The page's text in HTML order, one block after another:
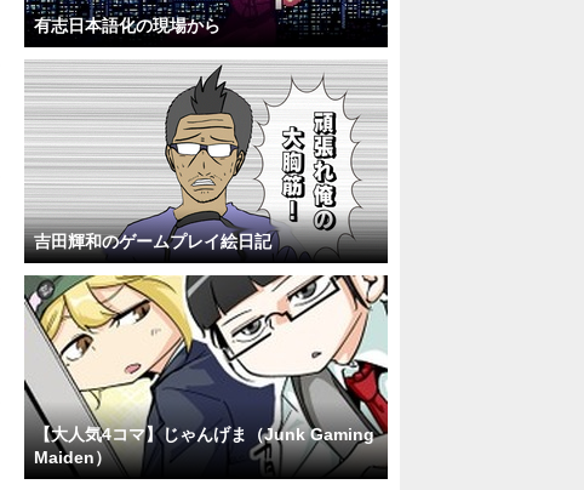
有志日本語化の現場から
吉田輝和のゲームプレイ絵日記
【大人気4コマ】じゃんげま（Junk Gaming
Maiden）